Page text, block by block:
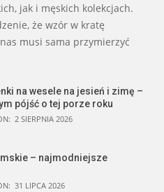
jak i męskich kolekcjach.
że wzór w kratę
musi sama przymierzyć
na wesele na jesień i zimę –
pójść o tej porze roku
2 SIERPNIA 2026
– najmodniejsze
31 LIPCA 2026